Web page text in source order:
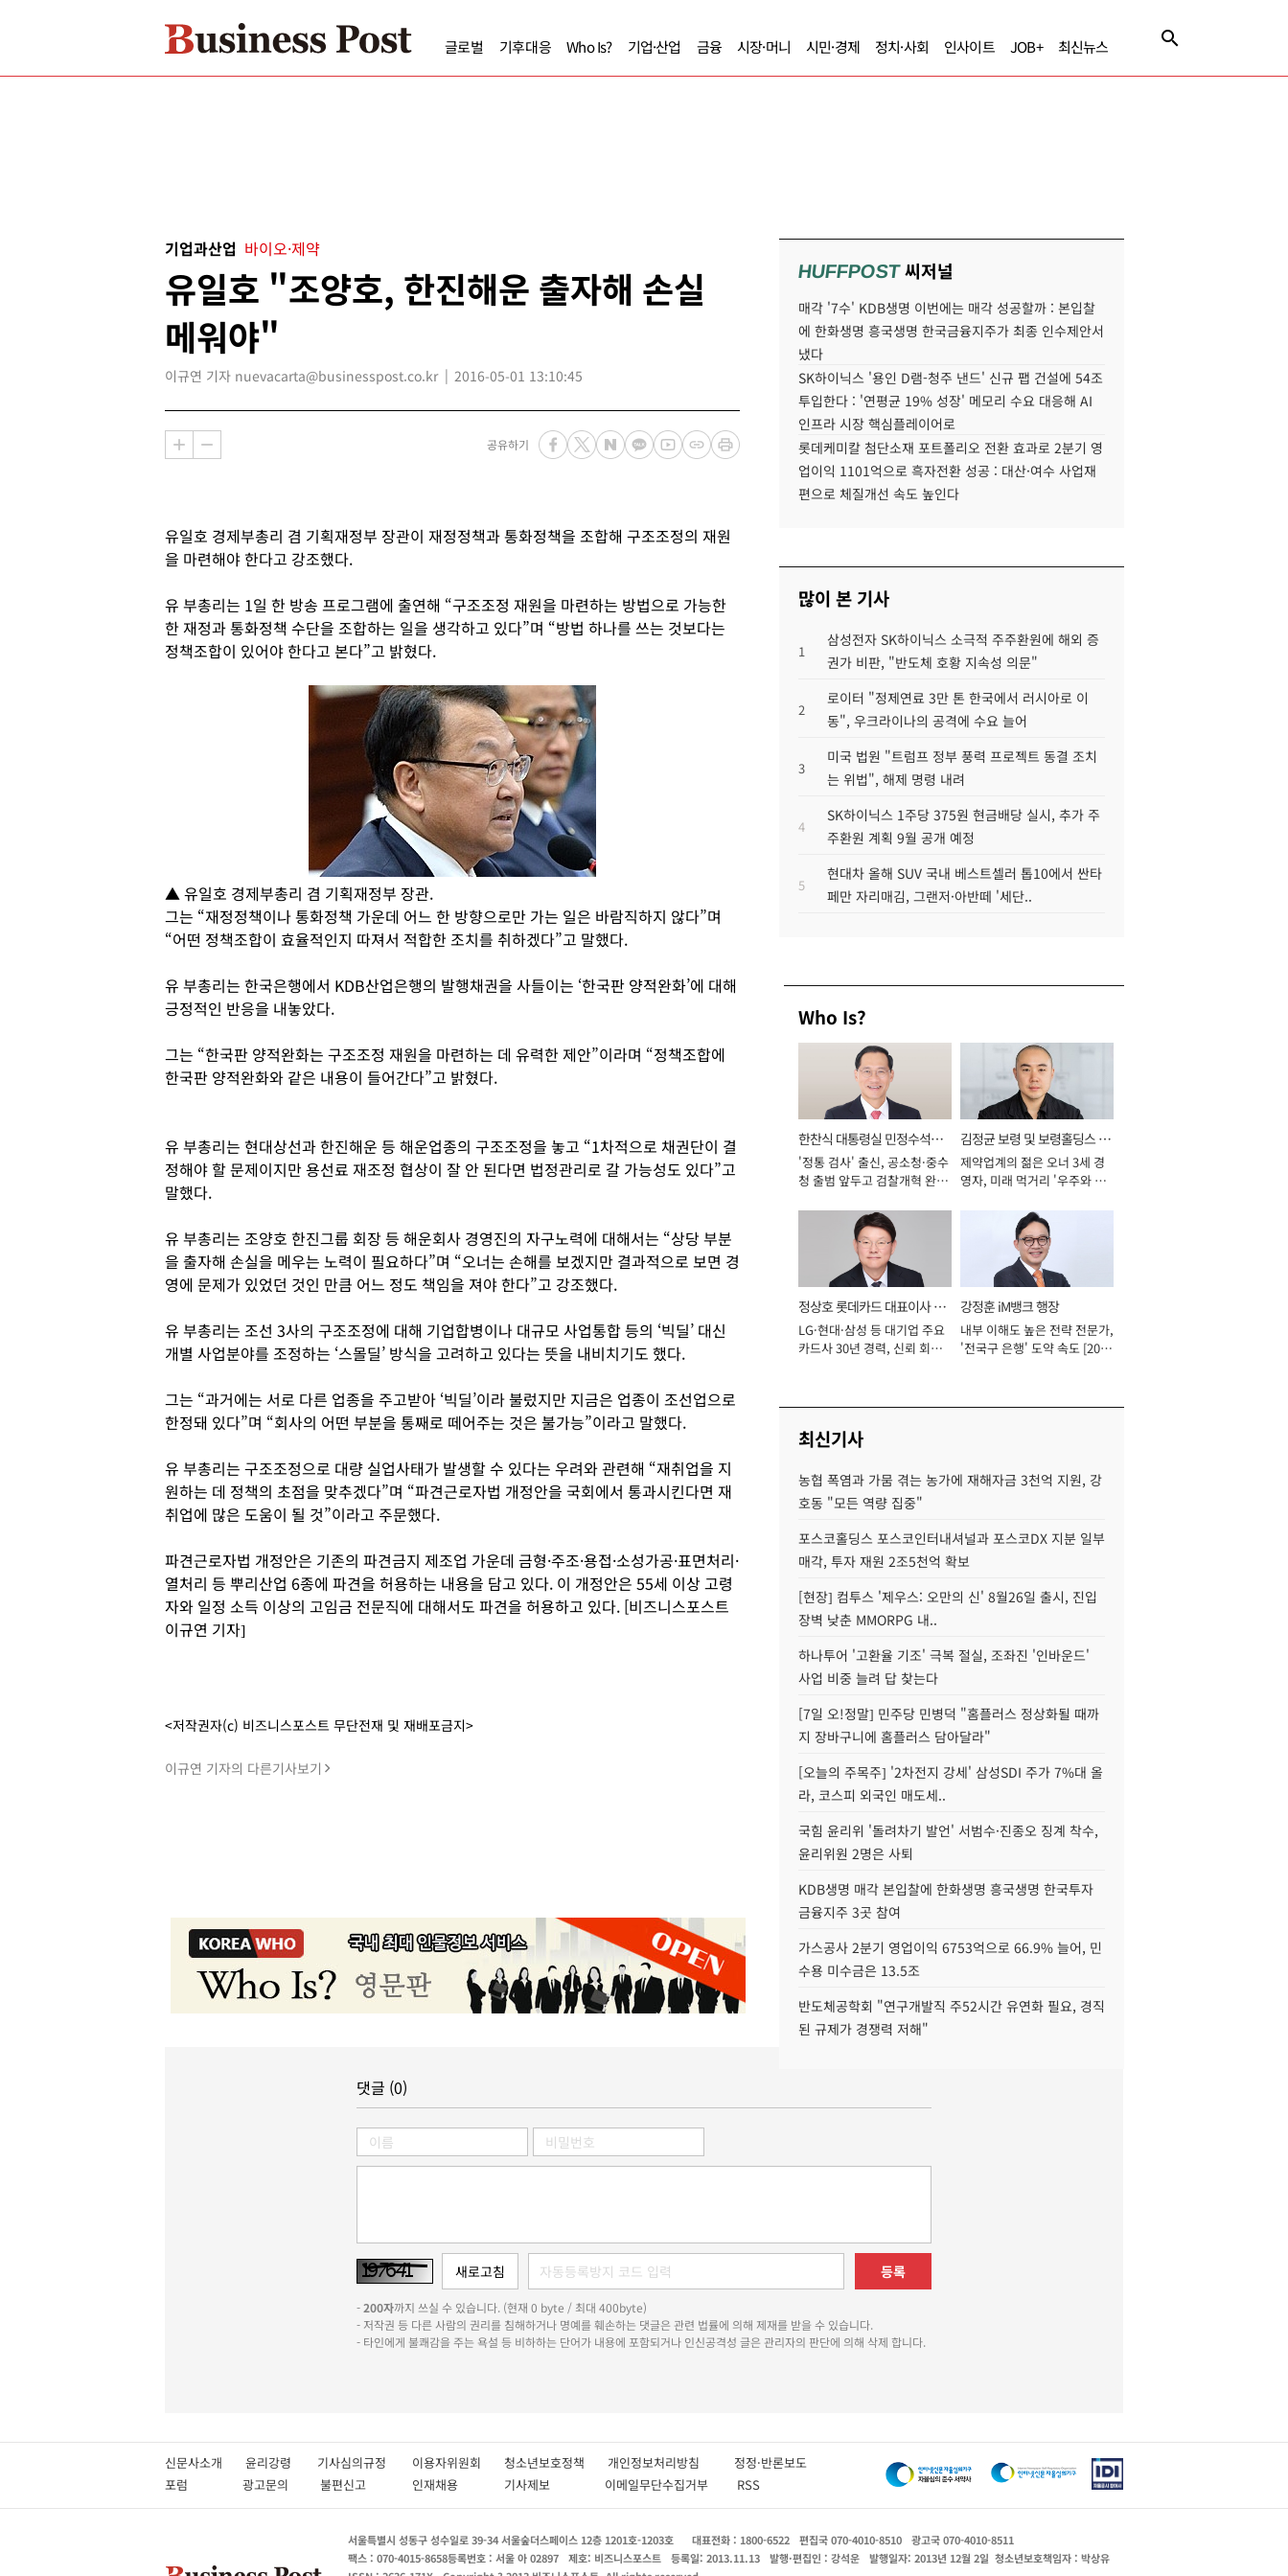
글로벌 기후대응 Who Is? 기업·산업 금융 시장·머니 시민·경제 정치·사회 인사이트 JOB+ 최신뉴스
기업과산업 바이오·제약
유일호 "조양호, 한진해운 출자해 손실
메워야"
이규연 기자 nuevacarta@businesspost.co.kr 2016-05-01 13:10:45
공유하기
유일호 경제부총리 겸 기획재정부 장관이 재정정책과 통화정책을 조합해 구조조정의 재원
을 마련해야 한다고 강조했다.
유 부총리는 1일 한 방송 프로그램에 출연해 “구조조정 재원을 마련하는 방법으로 가능한
한 재정과 통화정책 수단을 조합하는 일을 생각하고 있다”며 “방법 하나를 쓰는 것보다는
정책조합이 있어야 한다고 본다”고 밝혔다.
▲ 유일호 경제부총리 겸 기획재정부 장관.
그는 “재정정책이나 통화정책 가운데 어느 한 방향으로만 가는 일은 바람직하지 않다”며
“어떤 정책조합이 효율적인지 따져서 적합한 조치를 취하겠다”고 말했다.
유 부총리는 한국은행에서 KDB산업은행의 발행채권을 사들이는 ‘한국판 양적완화’에 대해
긍정적인 반응을 내놓았다.
그는 “한국판 양적완화는 구조조정 재원을 마련하는 데 유력한 제안”이라며 “정책조합에
한국판 양적완화와 같은 내용이 들어간다”고 밝혔다.
유 부총리는 현대상선과 한진해운 등 해운업종의 구조조정을 놓고 “1차적으로 채권단이 결
정해야 할 문제이지만 용선료 재조정 협상이 잘 안 된다면 법정관리로 갈 가능성도 있다”고
말했다.
유 부총리는 조양호 한진그룹 회장 등 해운회사 경영진의 자구노력에 대해서는 “상당 부분
을 출자해 손실을 메우는 노력이 필요하다”며 “오너는 손해를 보겠지만 결과적으로 보면 경
영에 문제가 있었던 것인 만큼 어느 정도 책임을 져야 한다”고 강조했다.
유 부총리는 조선 3사의 구조조정에 대해 기업합병이나 대규모 사업통합 등의 ‘빅딜’ 대신
개별 사업분야를 조정하는 ‘스몰딜’ 방식을 고려하고 있다는 뜻을 내비치기도 했다.
그는 “과거에는 서로 다른 업종을 주고받아 ‘빅딜’이라 불렀지만 지금은 업종이 조선업으로
한정돼 있다”며 “회사의 어떤 부분을 통째로 떼어주는 것은 불가능”이라고 말했다.
유 부총리는 구조조정으로 대량 실업사태가 발생할 수 있다는 우려와 관련해 “재취업을 지
원하는 데 정책의 초점을 맞추겠다”며 “파견근로자법 개정안을 국회에서 통과시킨다면 재
취업에 많은 도움이 될 것”이라고 주문했다.
파견근로자법 개정안은 기존의 파견금지 제조업 가운데 금형·주조·용접·소성가공·표면처리·
열처리 등 뿌리산업 6종에 파견을 허용하는 내용을 담고 있다. 이 개정안은 55세 이상 고령
자와 일정 소득 이상의 고임금 전문직에 대해서도 파견을 허용하고 있다. [비즈니스포스트
이규연 기자]
<저작권자(c) 비즈니스포스트 무단전재 및 재배포금지>
이규연 기자의 다른기사보기
HUFFPOST씨저널
매각 '7수' KDB생명 이번에는 매각 성공할까 : 본입찰
에 한화생명 흥국생명 한국금융지주가 최종 인수제안서
냈다
SK하이닉스 '용인 D램-청주 낸드' 신규 팹 건설에 54조
투입한다 : '연평균 19% 성장' 메모리 수요 대응해 AI
인프라 시장 핵심플레이어로
롯데케미칼 첨단소재 포트폴리오 전환 효과로 2분기 영
업이익 1101억으로 흑자전환 성공 : 대산·여수 사업재
편으로 체질개선 속도 높인다
많이 본 기사
1
삼성전자 SK하이닉스 소극적 주주환원에 해외 증
권가 비판, "반도체 호황 지속성 의문"
2
로이터 "정제연료 3만 톤 한국에서 러시아로 이
동", 우크라이나의 공격에 수요 늘어
3
미국 법원 "트럼프 정부 풍력 프로젝트 동결 조치
는 위법", 해제 명령 내려
4
SK하이닉스 1주당 375원 현금배당 실시, 추가 주
주환원 계획 9월 공개 예정
5
현대차 올해 SUV 국내 베스트셀러 톱10에서 싼타
페만 자리매김, 그랜저·아반떼 '세단..
Who Is?
한찬식 대통령실 민정수석비
서관
'정통 검사' 출신, 공소청·중수
청 출범 앞두고 검찰개혁 완수
김정균 보령 및 보령홀딩스 대
표이사 사장
제약업계의 젊은 오너 3세 경
영자, 미래 먹거리 '우주와 헬
정상호 롯데카드 대표이사 사
장
LG·현대·삼성 등 대기업 주요
카드사 30년 경력, 신뢰 회복
강정훈 iM뱅크 행장
내부 이해도 높은 전략 전문가,
'전국구 은행' 도약 속도 [2026
최신기사
농협 폭염과 가뭄 겪는 농가에 재해자금 3천억 지원, 강
호동 "모든 역량 집중"
포스코홀딩스 포스코인터내셔널과 포스코DX 지분 일부
매각, 투자 재원 2조5천억 확보
[현장] 컴투스 '제우스: 오만의 신' 8월26일 출시, 진입
장벽 낮춘 MMORPG 내..
하나투어 '고환율 기조' 극복 절실, 조좌진 '인바운드'
사업 비중 늘려 답 찾는다
[7일 오!정말] 민주당 민병덕 "홈플러스 정상화될 때까
지 장바구니에 홈플러스 담아달라"
[오늘의 주목주] '2차전지 강세' 삼성SDI 주가 7%대 올
라, 코스피 외국인 매도세..
국힘 윤리위 '돌려차기 발언' 서범수·진종오 징계 착수,
윤리위원 2명은 사퇴
KDB생명 매각 본입찰에 한화생명 흥국생명 한국투자
금융지주 3곳 참여
가스공사 2분기 영업이익 6753억으로 66.9% 늘어, 민
수용 미수금은 13.5조
반도체공학회 "연구개발직 주52시간 유연화 필요, 경직
된 규제가 경쟁력 저해"
댓글 (0)
등록
-200자까지 쓰실 수 있습니다. (현재 0 byte / 최대 400byte)
- 저작권 등 다른 사람의 권리를 침해하거나 명예를 훼손하는 댓글은 관련 법률에 의해 제재를 받을 수 있습니다.
- 타인에게 불쾌감을 주는 욕설 등 비하하는 단어가 내용에 포함되거나 인신공격성 글은 관리자의 판단에 의해 삭제 합니다.
신문사소개 윤리강령 기사심의규정 이용자위원회 청소년보호정책 개인정보처리방침 정정·반론보도
포럼
광고문의 불편신고 인재채용 기사제보 이메일무단수집거부 RSS
서울특별시 성동구 성수일로 39-34 서울숲더스페이스 12층 1201호-1203호 대표전화 : 1800-6522 편집국 070-4010-8510
광고국 070-4010-8511
팩스 : 070-4015-8658등록번호 : 서울 아 02897 제호: 비즈니스포스트 등록일: 2013.11.13 발행·편집인 : 강석운 발행일자: 2013년 12월 2일 청소년보호책임자 : 박상유